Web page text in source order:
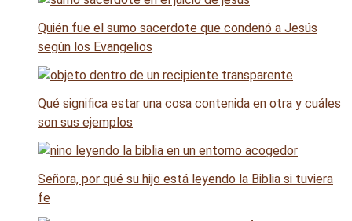
Quién fue el sumo sacerdote que condenó a Jesús
según los Evangelios
Qué significa estar una cosa contenida en otra y cuáles
son sus ejemplos
Señora, por qué su hijo está leyendo la Biblia si tuviera
fe